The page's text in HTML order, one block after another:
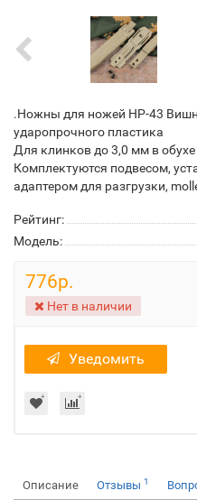
.Ножны для ножей НР-43
ударопрочного пластика
Для клинков до 3,0 мм в обухе
Комплектуются подвесом,
адаптером для разгрузки,
Рейтинг:
Модель:
776р.
Нет в наличии
Уведомить
Описание Отзывы 1